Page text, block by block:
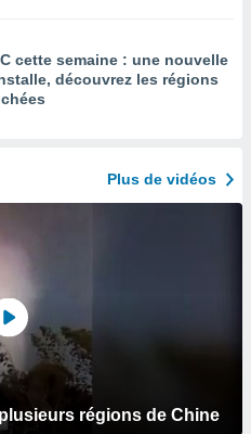
cette semaine : une nouvelle
découvrez les régions
Plus de vidéos
régions de Chine